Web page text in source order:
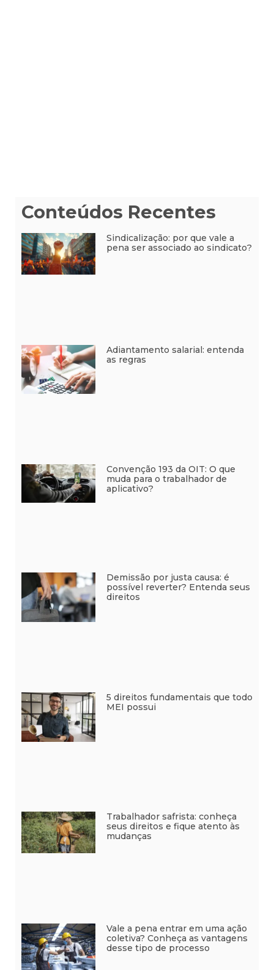
Conteúdos Recentes
Sindicalização: por que vale a
pena ser associado ao sindicato?
Adiantamento salarial: entenda
as regras
Convenção 193 da OIT: O que
muda para o trabalhador de
aplicativo?
Demissão por justa causa: é
possível reverter? Entenda seus
direitos
5 direitos fundamentais que todo
MEI possui
Trabalhador safrista: conheça
seus direitos e fique atento às
mudanças
Vale a pena entrar em uma ação
coletiva? Conheça as vantagens
desse tipo de processo